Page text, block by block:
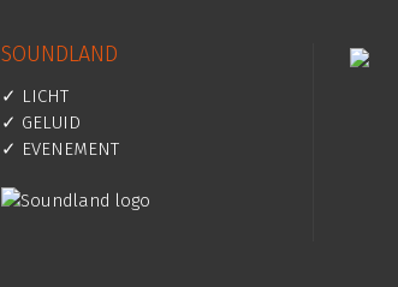
SOUNDLAND
✓ LICHT
✓ GELUID
✓ EVENEMENT